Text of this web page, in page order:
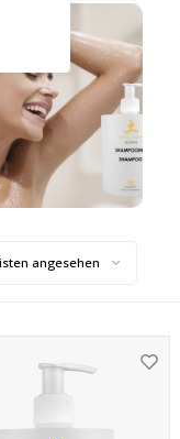
angesehen